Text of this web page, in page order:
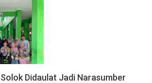
Didaulat Jadi Narasumber